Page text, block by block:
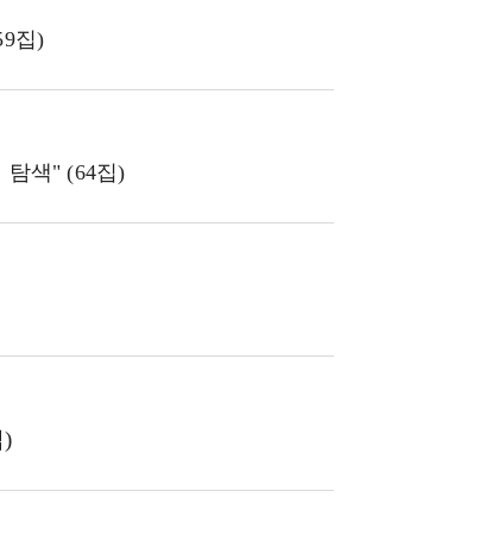
집)
탐색" (64집)
)